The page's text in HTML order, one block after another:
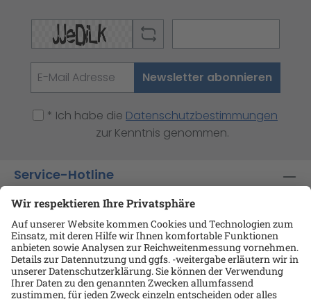
Newsletter abonnieren
* Ich habe die Datenschutzbestimmungen
zur Kenntnis genommen.
Service-Hotline
Shop-Service
Informationen